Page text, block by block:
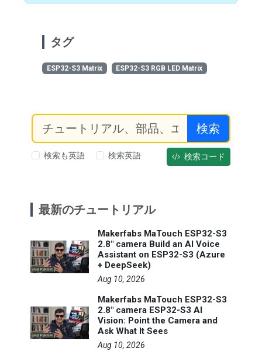
タグ
ESP32-S3 Matrix ESP32-S3 RGB LED Matrix
検索
検索も英語 検索英語 検索コード
最新のチュートリアル
Makerfabs MaTouch ESP32-S3
2.8" camera Build an AI Voice
Assistant on ESP32-S3 (Azure
+ DeepSeek)
Aug 10, 2026
Makerfabs MaTouch ESP32-S3
2.8" camera ESP32-S3 AI
Vision: Point the Camera and
Ask What It Sees
Aug 10, 2026